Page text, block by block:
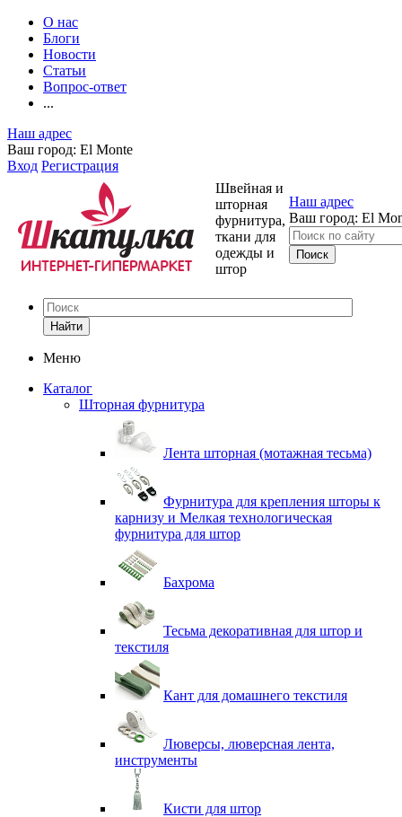
О нас
Блоги
Новости
Статьи
Вопрос-ответ
...
Наш адрес
Ваш город: El Monte
Вход Регистрация
Швейная и
шторная
фурнитура,
ткани для
одежды и
штор
Наш адрес
Ваш город: El
Найти
Меню
Каталог
Шторная фурнитура
Лента шторная (мотажная тесьма)
Фурнитура для крепления шторы к
карнизу и Мелкая технологическая
фурнитура для штор
Бахрома
Тесьма декоративная для штор и
текстиля
Кант для домашнего текстиля
Люверсы, люверсная лента,
инструменты
Кисти для штор